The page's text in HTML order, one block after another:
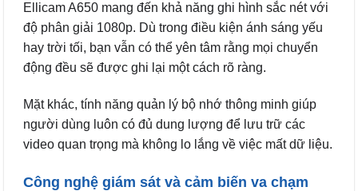
Ellicam A650 mang đến khả năng ghi hình sắc nét với
độ phân giải 1080p. Dù trong điều kiện ánh sáng yếu
hay trời tối, bạn vẫn có thể yên tâm rằng mọi chuyển
động đều sẽ được ghi lại một cách rõ ràng.
Mặt khác, tính năng quản lý bộ nhớ thông minh giúp
người dùng luôn có đủ dung lượng để lưu trữ các
video quan trọng mà không lo lắng về việc mất dữ liệu.
Công nghệ giám sát và cảm biến va chạm